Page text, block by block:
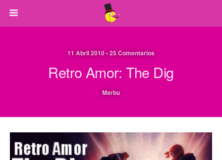
11 Abril 2010 • 25 Comentarios
Retro Amor: The Dig
Marbu